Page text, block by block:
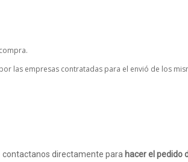
las empresas contratadas para el envió de los
contactanos directamente para hacer el pedido